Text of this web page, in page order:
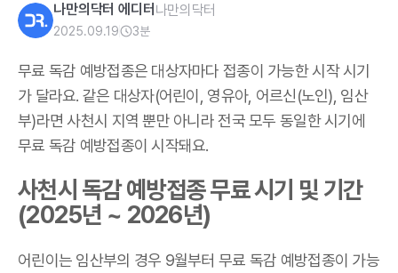
나만의닥터 에디터 나만의닥터
2025.09.19 3분
무료 독감 예방접종은 대상자마다 접종이 가능한 시작 시기
가 달라요. 같은 대상자(어린이, 영유아, 어르신(노인), 임산
부)라면 사천시 지역 뿐만 아니라 전국 모두 동일한 시기에
무료 독감 예방접종이 시작돼요.
사천시 독감 예방접종 무료 시기 및 기간
(2025년 ~ 2026년)
어린이는 임산부의 경우 9월부터 무료 독감 예방접종이 가능